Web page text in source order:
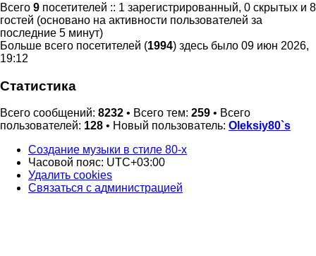
Всего 9 посетителей :: 1 зарегистрированный, 0 скрытых и 8
гостей (основано на активности пользователей за
последние 5 минут)
Больше всего посетителей (1994) здесь было 09 июн 2026,
19:12
Статистика
Всего сообщений: 8232 • Всего тем: 259 • Всего
пользователей: 128 • Новый пользователь: Oleksiy80`s
Создание музыки в стиле 80-х
Часовой пояс: UTC+03:00
Удалить cookies
Связаться
Связаться с администрацией